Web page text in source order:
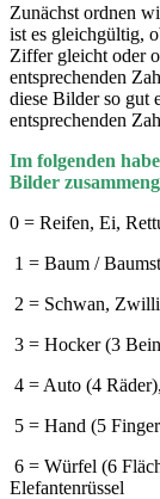
Zunächst ordnen
ist es gleichgültig,
Ziffer gleicht oder
entsprechenden
diese Bilder so gut
entsprechenden
Im folgenden
Bilder
0 = Reifen, Ei,
1 = Baum /
2 = Schwan,
3 = Hocker (3
4 = Auto (4
5 = Hand (5
6 = Würfel (6
Elefantenrüssel